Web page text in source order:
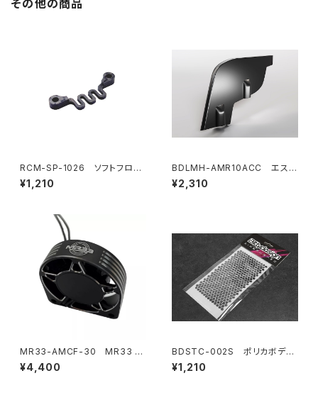
その他の商品
RCM-SP-1026 ソフトフロン
トバルクヘッドフレックスブレー
ス(オプション)
¥1,210
BDLMH-AMR10ACC エステ
ティックウィングフィン（２個入
り）AMR10 LMHボディ用
¥2,310
MR33-AMCF-30 MR33 ア
ルミ ムーンスタイル ハイスピー
ドクーリングファン 30mm
¥4,400
BDSTC-002S ポリカボディ
塗装用ステンシル 【Honeyco
mb V1 small】
¥1,210